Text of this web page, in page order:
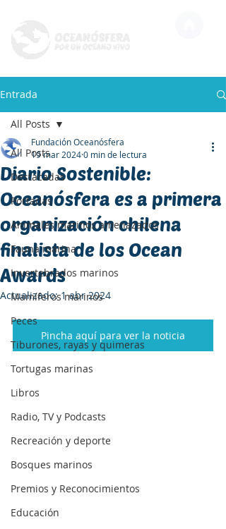
Entrada
All Posts
Destacadas
Portadas
Animales marinos amenazados
Fauna marina
Invertebrados marinos
Mamíferos marinos
Peces
Tiburones, rayas y quimeras
Tortugas marinas
Libros
Radio, TV y Podcasts
Recreación y deporte
Bosques marinos
Premios y Reconocimientos
Educación
All Posts
Diario Sostenible:
Oceanósfera es a primera
organización chilena
finalista de los Ocean
Awards
Fundación Oceanósfera
19 mar 20240 min de lectura
Actualizado:1 abr 2024
Pincha aquí para ver la noticia